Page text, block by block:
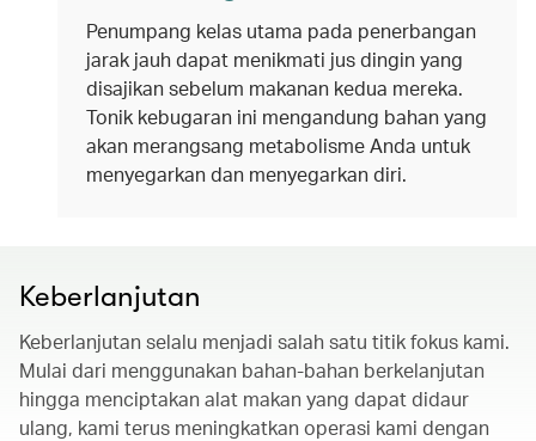
Penumpang kelas utama pada penerbangan
jarak jauh dapat menikmati jus dingin yang
disajikan sebelum makanan kedua mereka.
Tonik kebugaran ini mengandung bahan yang
akan merangsang metabolisme Anda untuk
menyegarkan dan menyegarkan diri.
Keberlanjutan
Keberlanjutan selalu menjadi salah satu titik fokus kami.
Mulai dari menggunakan bahan-bahan berkelanjutan
hingga menciptakan alat makan yang dapat didaur
ulang, kami terus meningkatkan operasi kami dengan